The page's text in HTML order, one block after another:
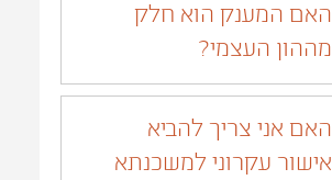
האם המענק הוא חלק
מההון העצמי?
האם אני צריך להביא
אישור עקרוני למשכנתא